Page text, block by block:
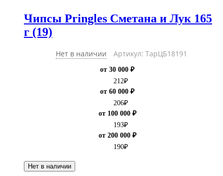
Чипсы Pringles Сметана и Лук 165
г (19)
Нет в наличии Артикул: ТарЦБ18191
от 30 000 ₽
212₽
от 60 000 ₽
206₽
от 100 000 ₽
193₽
от 200 000 ₽
190₽
Нет в наличии